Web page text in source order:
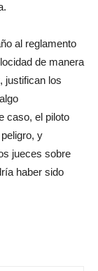
al reglamento
de manera
justifican los
caso, el piloto
y
jueces sobre
haber sido